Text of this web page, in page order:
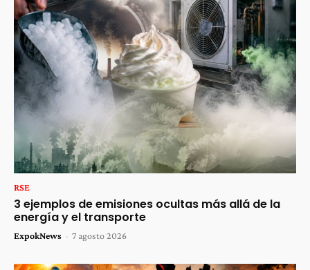
RSE
3 ejemplos de emisiones ocultas más allá de la
energía y el transporte
ExpokNews - 7 agosto 2026